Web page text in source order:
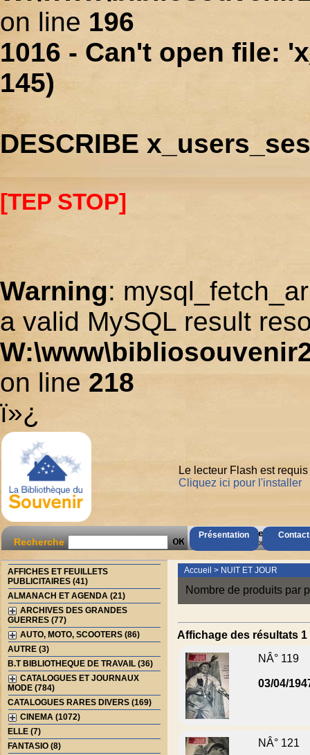
on line 196
1016 - Can't open file:
145)
DESCRIBE
[TEP STOP]
Warning:
a valid MySQL result
on line 218
ï»¿
Présentation
Le lecteur Flash est
Cliquez ici pour l'installer
Recherche
AccÃ¨s Client
Mot de passe oubliÃ© ?
AFFICHES ET FEUILLETS
PUBLICITAIRES (41)
ALMANACH ET AGENDA (21)
ARCHIVES DES GRANDES
GUERRES (77)
AUTO, MOTO, SCOOTERS (86)
AUTRE (3)
B.T BIBLIOTHEQUE DE TRAVAIL (36)
CATALOGUES ET JOURNAUX
MODE (784)
CATALOGUES RARES DIVERS (169)
CINEMA (1072)
ELLE (7)
FANTASIO (8)
Accueil > NUIT ET JOUR
Nombre de produits par
Affichage des résultats
NÂ° 119
03/04/
NÂ° 121